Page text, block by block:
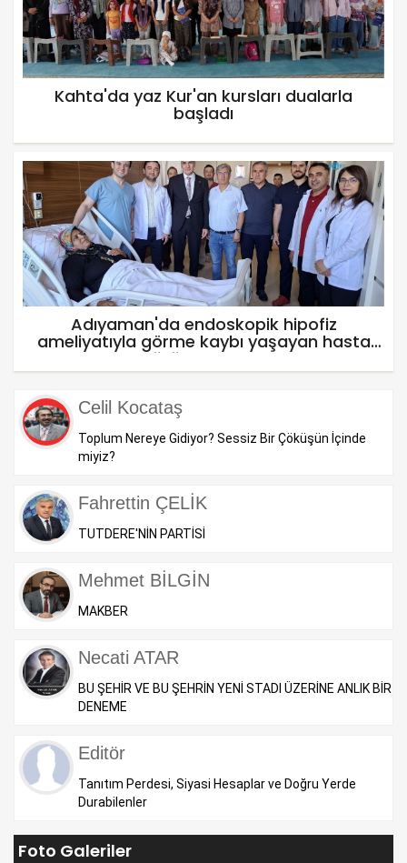
Kahta'da yaz Kur'an kursları dualarla
başladı
Adıyaman'da endoskopik hipofiz
ameliyatıyla görme kaybı yaşayan hasta
sağlığına kavuştu
Celil Kocataş
Toplum Nereye Gidiyor? Sessiz Bir Çöküşün İçinde
miyiz?
Fahrettin ÇELİK
TUTDERE'NİN PARTİSİ
Mehmet BİLGİN
MAKBER
Necati ATAR
BU ŞEHİR VE BU ŞEHRİN YENİ STADI ÜZERİNE ANLIK BİR
DENEME
Editör
Tanıtım Perdesi, Siyasi Hesaplar ve Doğru Yerde
Durabilenler
Foto Galeriler